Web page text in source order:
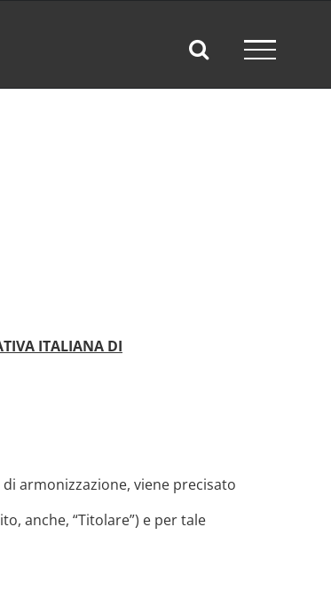
ITALIANA DI
armonizzazione, viene precisato
anche, “Titolare”) e per tale